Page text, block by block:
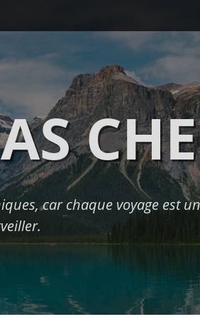
car chaque voyage est